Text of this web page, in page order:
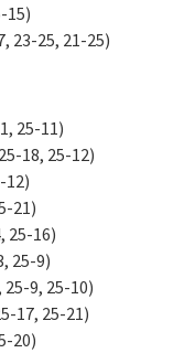
15)
23-25, 21-25)
25-11)
18, 25-12)
12)
21)
25-16)
25-9)
9, 25-10)
17, 25-21)
20)